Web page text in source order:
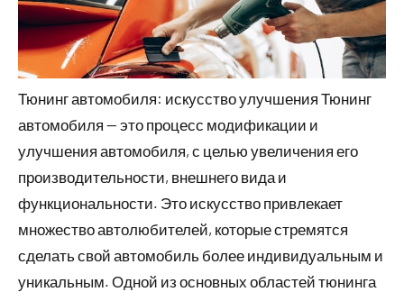
Тюнинг автомобиля: искусство улучшения Тюнинг
автомобиля — это процесс модификации и
улучшения автомобиля, с целью увеличения его
производительности, внешнего вида и
функциональности. Это искусство привлекает
множество автолюбителей, которые стремятся
сделать свой автомобиль более индивидуальным и
уникальным. Одной из основных областей тюнинга